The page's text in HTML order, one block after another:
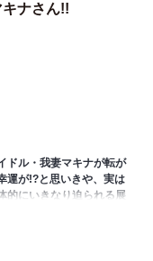
、壬明先生に変更とな
、壬明先生の作画に変更
楽しみください。
ナさん!!
ドル・我妻マキナが転が
運が!?と思いきや、実は
的にいきなり迫られる展
バレないよう手伝うこと
レ厳禁ラブコメディ。